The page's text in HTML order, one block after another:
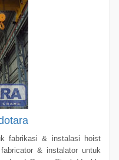
fabrikasi & instalasi hoist
& instalator untuk